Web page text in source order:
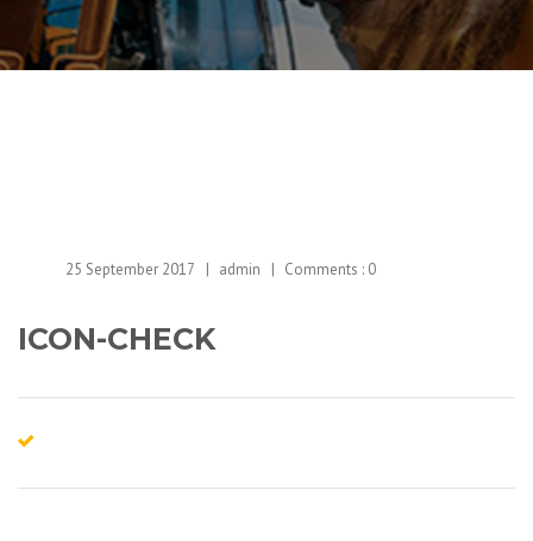
25 September 2017 admin Comments : 0
ICON-CHECK